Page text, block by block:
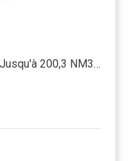
Haut débit - Technologie PSA - Jusqu'à 200,3 NM3/H